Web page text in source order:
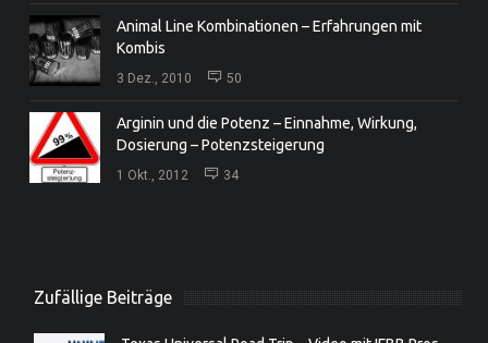
Animal Line Kombinationen – Erfahrungen mit
Kombis
3 Dez., 2010 50
Arginin und die Potenz – Einnahme, Wirkung,
Dosierung – Potenzsteigerung
1 Okt., 2012 34
Zufällige Beiträge